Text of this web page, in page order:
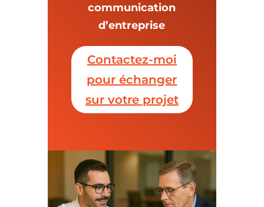
communication
d’entreprise
Contactez-moi
pour échanger
sur votre projet